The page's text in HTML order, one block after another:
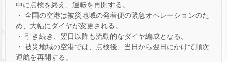
中に点検を終え、運転を再開する。
・ 全国の空港は被災地域の発着便の緊急オペレーションのた
め、大幅にダイヤが変更される。
・ 引き続き、翌日以降も流動的なダイヤ編成となる。
・ 被災地域の空港では、点検後、当日から翌日にかけて順次
運航を再開する。